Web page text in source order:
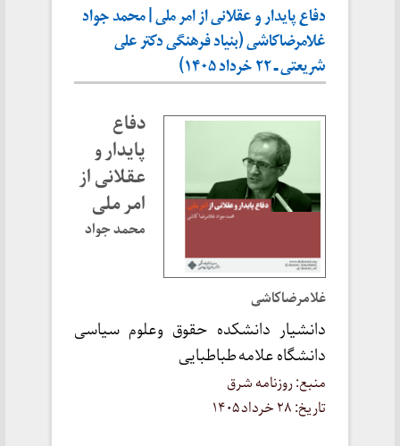
دفاع پایدار و عقلانی از امر ملی | محمد جواد
غلامرضاکاشی (بنیاد فرهنگی دکتر علی
شریعتی ـ ۲۲ خرداد ۱۴۰۵)
دفاع
پایدار و
عقلانی از
امر ملی
محمد جواد
غلامرضاکاشی
دانشیار دانشکده حقوق وعلوم سیاسی
دانشگاه علامه طباطبایی
منبع: روزنامه شرق
تاریخ: ۲۸ خرداد ۱۴۰۵